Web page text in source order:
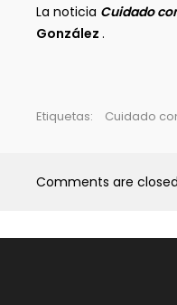
La noticia Cuidado
González .
Etiquetas: Cuidado
Comments are